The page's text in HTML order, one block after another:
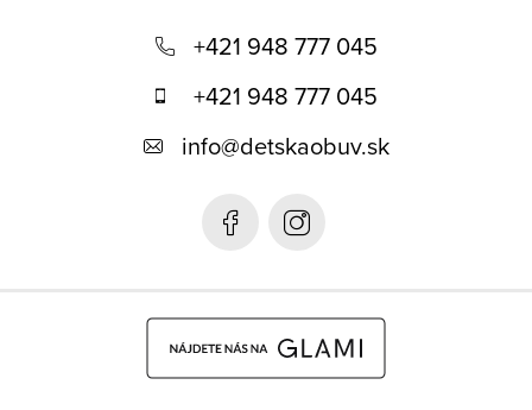
+421 948 777 045
+421 948 777 045
info@detskaobuv.sk